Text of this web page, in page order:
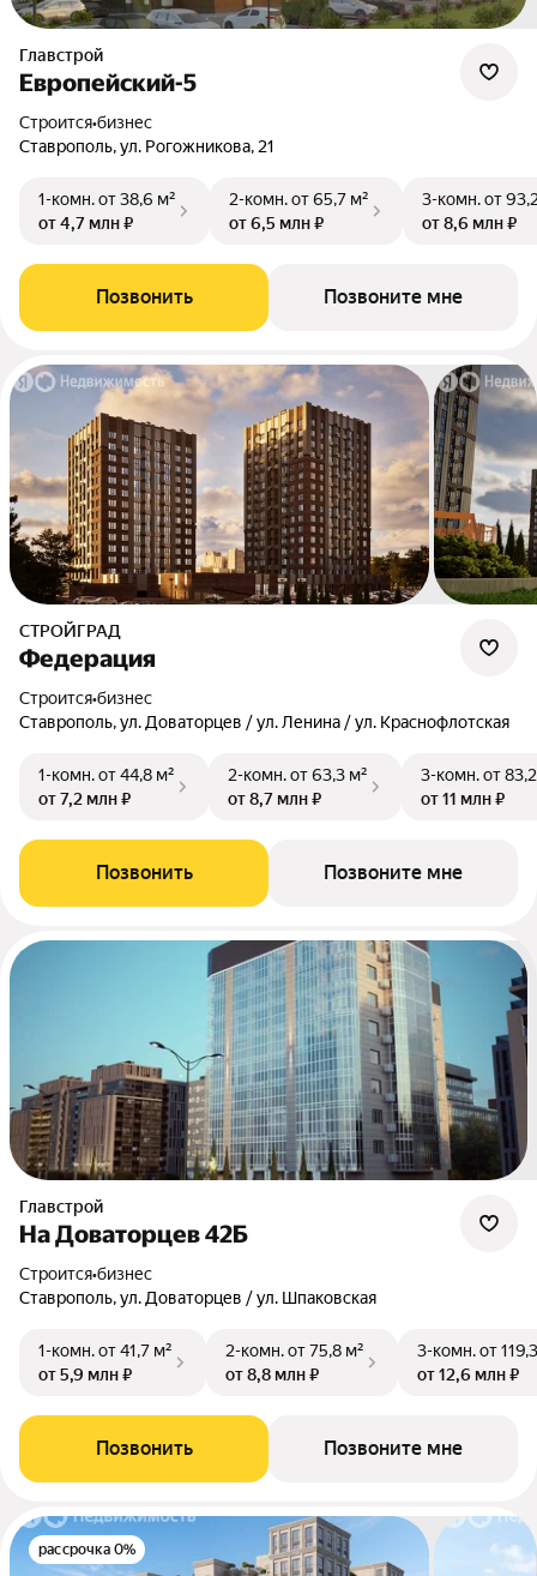
Главстрой
Европейский-5
Строится•бизнес
Ставрополь, ул. Рогожникова, 21
1-комн.от 38,6 м²
от 4,7 млн ₽
2-комн.от 65,7 м²
от 6,5 млн ₽
3-комн.от
от 8,6 млн ₽
Позвонить Позвоните мне
СТРОЙГРАД
Федерация
Строится•бизнес
Ставрополь, ул. Доваторцев / ул. Ленина / ул. Краснофлотская
1-комн.от 44,8 м²
от 7,2 млн ₽
2-комн.от 63,3 м²
от 8,7 млн ₽
3-комн.от
от 11 млн ₽
Позвонить Позвоните мне
Главстрой
На Доваторцев 42Б
Строится•бизнес
Ставрополь, ул. Доваторцев / ул. Шпаковская
1-комн.от 41,7 м²
от 5,9 млн ₽
2-комн.от 75,8 м²
от 8,8 млн ₽
3-комн.от
от 12,6 млн ₽
Позвонить Позвоните мне
рассрочка 0%